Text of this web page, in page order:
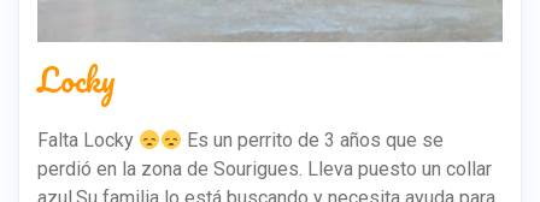
Locky
Falta Locky
Es un perrito de 3 años que se
perdió en la zona de Sourigues. Lleva puesto un collar